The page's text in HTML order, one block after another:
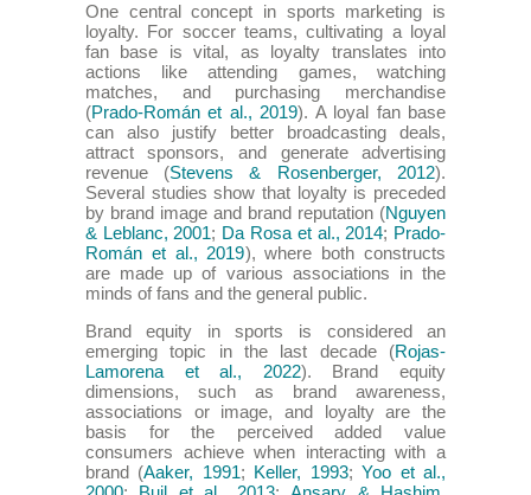
One central concept in sports marketing is
loyalty. For soccer teams, cultivating a loyal
fan base is vital, as loyalty translates into
actions like attending games, watching
matches, and purchasing merchandise
(Prado-Román et al., 2019). A loyal fan base
can also justify better broadcasting deals,
attract sponsors, and generate advertising
revenue (Stevens & Rosenberger, 2012).
Several studies show that loyalty is preceded
by brand image and brand reputation (Nguyen
& Leblanc, 2001; Da Rosa et al., 2014; Prado-
Román et al., 2019), where both constructs
are made up of various associations in the
minds of fans and the general public.
Brand equity in sports is considered an
emerging topic in the last decade (Rojas-
Lamorena et al., 2022). Brand equity
dimensions, such as brand awareness,
associations or image, and loyalty are the
basis for the perceived added value
consumers achieve when interacting with a
brand (Aaker, 1991; Keller, 1993;Yoo et al.,